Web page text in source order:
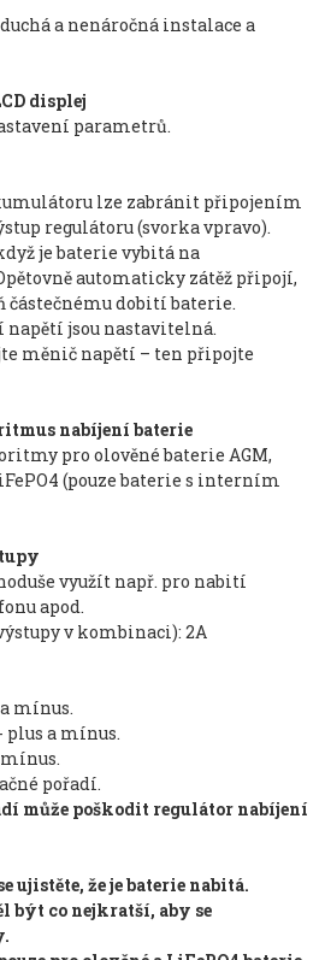
a nenáročná instalace a
displej
parametrů.
lze zabránit připojením
regulátoru (svorka vpravo).
je baterie vybitá na
automaticky zátěž připojí,
dobití baterie.
napětí jsou nastavitelná.
měnič napětí – ten připojte
nabíjení baterie
pro olověné baterie AGM,
(pouze baterie s interním
využít např. pro nabití
apod.
v kombinaci): 2A
mínus.
plus a mínus.
pořadí.
může poškodit regulátor nabíjení
ujistěte, že je baterie nabitá.
být co nejkratší, aby se